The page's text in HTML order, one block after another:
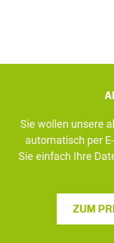
Sie wollen unsere
automatisch per
Sie einfach Ihre
ZUM